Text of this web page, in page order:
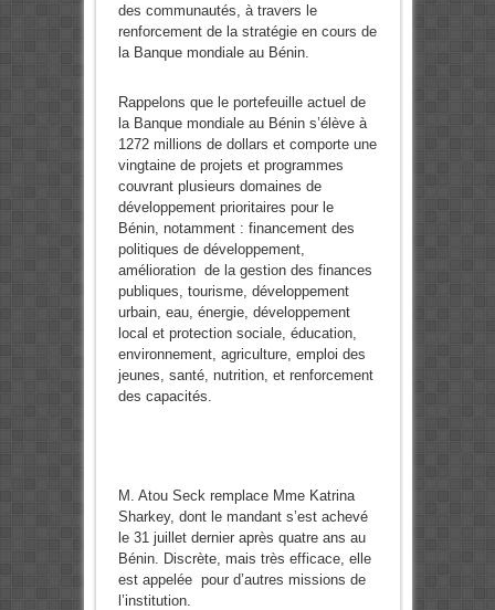
des communautés, à travers le
renforcement de la stratégie en cours de
la Banque mondiale au Bénin.
Rappelons que le portefeuille actuel de
la Banque mondiale au Bénin s’élève à
1272 millions de dollars et comporte une
vingtaine de projets et programmes
couvrant plusieurs domaines de
développement prioritaires pour le
Bénin, notamment : financement des
politiques de développement,
amélioration de la gestion des finances
publiques, tourisme, développement
urbain, eau, énergie, développement
local et protection sociale, éducation,
environnement, agriculture, emploi des
jeunes, santé, nutrition, et renforcement
des capacités.
M. Atou Seck remplace Mme Katrina
Sharkey, dont le mandant s’est achevé
le 31 juillet dernier après quatre ans au
Bénin. Discrète, mais très efficace, elle
est appelée pour d’autres missions de
l’institution.